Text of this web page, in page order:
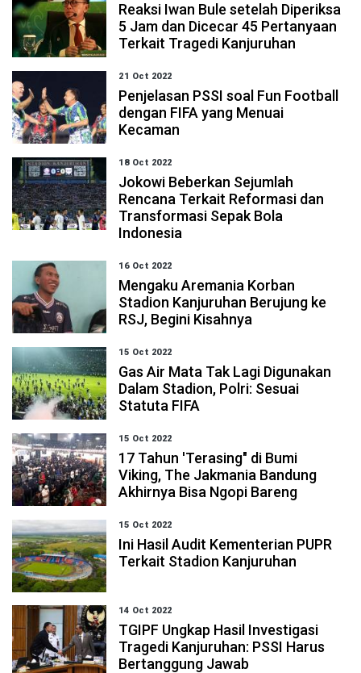
Reaksi Iwan Bule setelah Diperiksa
5 Jam dan Dicecar 45 Pertanyaan
Terkait Tragedi Kanjuruhan
21 Oct 2022
Penjelasan PSSI soal Fun Football
dengan FIFA yang Menuai
Kecaman
18 Oct 2022
Jokowi Beberkan Sejumlah
Rencana Terkait Reformasi dan
Transformasi Sepak Bola
Indonesia
16 Oct 2022
Mengaku Aremania Korban
Stadion Kanjuruhan Berujung ke
RSJ, Begini Kisahnya
15 Oct 2022
Gas Air Mata Tak Lagi Digunakan
Dalam Stadion, Polri: Sesuai
Statuta FIFA
15 Oct 2022
17 Tahun 'Terasing" di Bumi
Viking, The Jakmania Bandung
Akhirnya Bisa Ngopi Bareng
15 Oct 2022
Ini Hasil Audit Kementerian PUPR
Terkait Stadion Kanjuruhan
14 Oct 2022
TGIPF Ungkap Hasil Investigasi
Tragedi Kanjuruhan: PSSI Harus
Bertanggung Jawab